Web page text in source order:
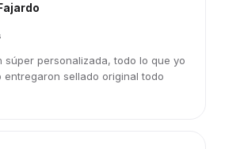
súper personalizada, todo lo que yo
entregaron sellado original todo